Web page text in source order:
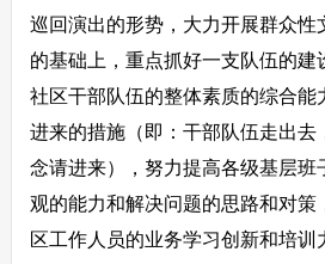
巡回演出的形势，大力开展群众性
的基础上，重点抓好一支队伍的建
社区干部队伍的整体素质的综合能
进来的措施（即：干部队伍走出去
念请进来），努力提高各级基层班
观的能力和解决问题的思路和对策
区工作人员的业务学习创新和培训